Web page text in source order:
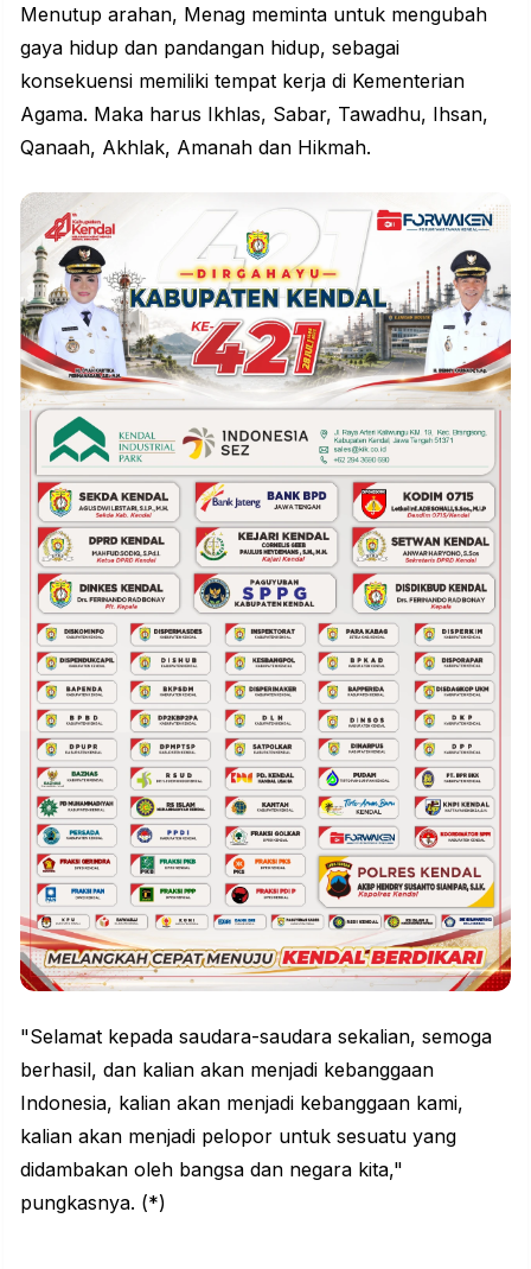
Menutup arahan, Menag meminta untuk mengubah
gaya hidup dan pandangan hidup, sebagai
konsekuensi memiliki tempat kerja di Kementerian
Agama. Maka harus Ikhlas, Sabar, Tawadhu, Ihsan,
Qanaah, Akhlak, Amanah dan Hikmah.
"Selamat kepada saudara-saudara sekalian, semoga
berhasil, dan kalian akan menjadi kebanggaan
Indonesia, kalian akan menjadi kebanggaan kami,
kalian akan menjadi pelopor untuk sesuatu yang
didambakan oleh bangsa dan negara kita,"
pungkasnya. (*)